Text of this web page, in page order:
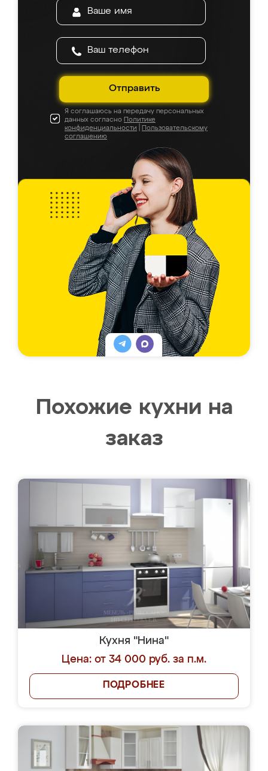
Отправить
Я соглашаюсь на передачу персональных
данных согласно Политике
конфиденциальности
Пользовательскому
соглашению
Похожие кухни на
заказ
Кухня "Нина"
Цена: от 34 000 руб. за п.м.
ПОДРОБНЕЕ